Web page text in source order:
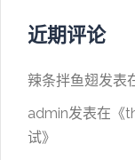
近期评论
辣条拌鱼翅发表
admin发表在《
试》